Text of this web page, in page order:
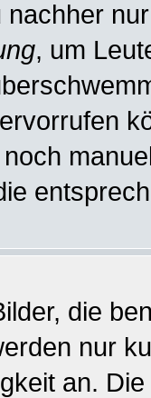
, um
die
nur
an.